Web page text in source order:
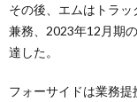
その後、エムはトラ
兼務、2023年12月期
達した。
フォーサイドは業務